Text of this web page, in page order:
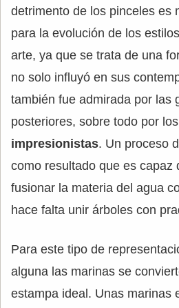
detrimento de los pinceles es
para la evolución de los
arte, ya que se trata de una
no solo influyó en sus
también fue admirada por las
posteriores, sobre todo por los
impresionistas. Un proceso
como resultado que es capaz
fusionar la materia del agua
hace falta unir árboles con
Para este tipo de
alguna las marinas se
estampa ideal. Unas marinas